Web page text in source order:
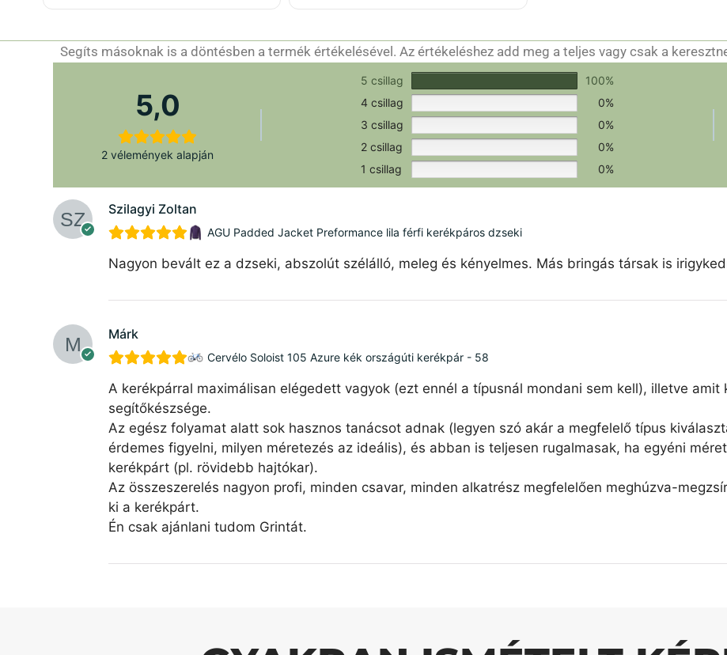
Értékeld a terméket!
Segíts másoknak is a döntésben a termék értékelésével. Az értékeléshez add meg a teljes vagy csak a
csak a hitelesítéshez szükséges.
5,0
2 vélemények alapján
5 csillag
100%
4 csillag
0%
3 csillag
0%
2 csillag
0%
1 csillag
0%
Szilagyi Zoltan
AGU Padded Jacket Preformance lila férfi kerékpáros dzseki
Nagyon bevált ez a dzseki, abszolút szélálló, meleg és kényelmes. Más bringás társak is
Márk
Cervélo Soloist 105 Azure kék országúti kerékpár - 58
A kerékpárral maximálisan elégedett vagyok (ezt ennél a típusnál mondani sem kell), illetve
segítőkészsége.
Az egész folyamat alatt sok hasznos tanácsot adnak (legyen szó akár a megfelelő típus
érdemes figyelni, milyen méretezés az ideális), és abban is teljesen rugalmasak, ha egyéni
kerékpárt (pl. rövidebb hajtókar).
Az összeszerelés nagyon profi, minden csavar, minden alkatrész megfelelően meghúzva-
ki a kerékpárt.
Én csak ajánlani tudom Grintát.